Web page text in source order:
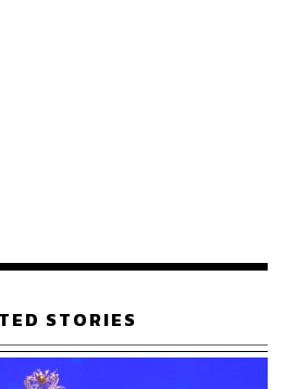
เลี้ยงคนนี้ได้เข้ามาสละสิทธิ์ใน
าวชื่อพี่เลี้ยงและสาวงามผู้เข้า
ห็นถึงโอกาสต่างๆ ที่ทั้งสองคนนี้
โต๊ะแถลงข่าวในเรื่องนี้ แต่จะ
STORIES